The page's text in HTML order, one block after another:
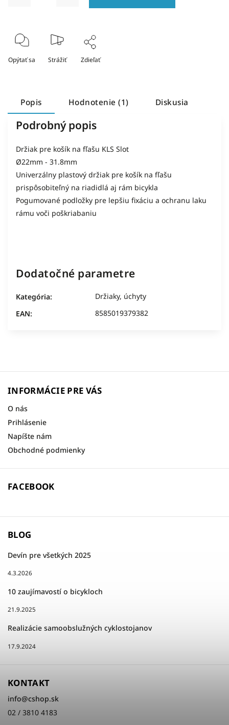
Opýtať sa Strážiť Zdieľať
Popis Hodnotenie (1) Diskusia
Podrobný popis
Držiak pre košík na fľašu KLS Slot
Ø22mm - 31.8mm
Univerzálny plastový držiak pre košík na fľašu
prispôsobiteľný na riadidlá aj rám bicykla
Pogumované podložky pre lepšiu fixáciu a ochranu laku
rámu voči poškriabaniu
Dodatočné parametre
Kategória:
Držiaky, úchyty
EAN: 8585019379382
INFORMÁCIE PRE VÁS
O nás
Prihlásenie
Napíšte nám
Obchodné podmienky
FACEBOOK
BLOG
Devín pre všetkých 2025
4.3.2026
10 zaujímavostí o bicykloch
21.9.2025
Realizácie samoobslužných cyklostojanov
17.9.2024
KONTAKT
info@cshop.sk
02 / 3810 4183